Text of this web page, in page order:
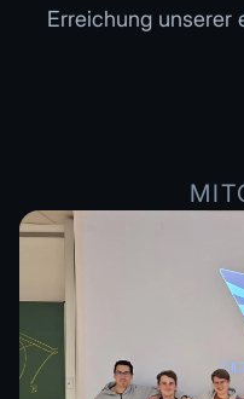
Erreichung unserer